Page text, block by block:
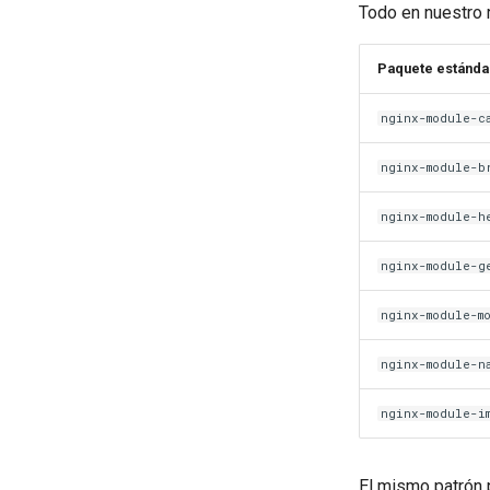
Todo en nuestro
Paquete
nginx-module-
nginx-module-
nginx-module-
nginx-module-
nginx-module-
nginx-module-
nginx-module-
El mismo patrón